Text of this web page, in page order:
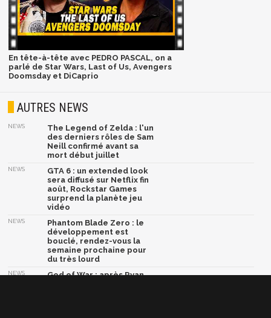
En tête-à-tête avec PEDRO PASCAL, on a
parlé de Star Wars, Last of Us, Avengers
Doomsday et DiCaprio
AUTRES NEWS
NEWS
The Legend of Zelda : l'un
des derniers rôles de Sam
Neill confirmé avant sa
mort début juillet
NEWS
GTA 6 : un extended look
sera diffusé sur Netflix fin
août, Rockstar Games
surprend la planète jeu
vidéo
NEWS
Phantom Blade Zero : le
développement est
bouclé, rendez-vous la
semaine prochaine pour
du très lourd
NEWS
God of War : après Ryan